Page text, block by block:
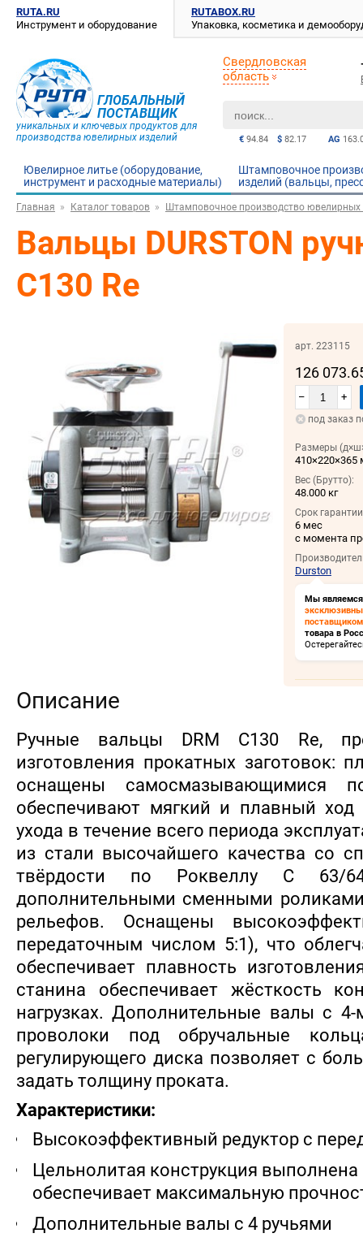
RUTA.RU
Инструмент и оборудование
RUTABOX.RU
Упаковка, косметика и
ГЛОБАЛЬНЫЙ
ПОСТАВЩИК
уникальных и ключевых продуктов для
производства ювелирных изделий
AG
€ 94.84 $ 82.17
Свердловская
область
Ювелирное литье (оборудование,
инструмент и расходные материалы)
Штамповочное
изделий (вальцы,
Главная Каталог товаров Штамповочное производство ювелирных
Вальцы DURSTON
C130 Re
арт. 223115
126
– +
под заказ
Размеры
410×220×365
Вес (Брутто):
48.000 кг
Срок
6 мес
с момента
Durston
Мы являемся
поставщиком
товара в
Описание
Ручные вальцы DRM C130 Re,
изготовления прокатных заготовок:
оснащены самосмазывающимися
обеспечивают мягкий и плавный
ухода в течение всего периода
из стали высочайшего качества со
твёрдости по Роквеллу С 63/
дополнительными сменными
рельефов. Оснащены
передаточным числом 5:1), что
обеспечивает плавность
станина обеспечивает жёсткость
нагрузках. Дополнительные валы с
проволоки под обручальные
регулирующего диска позволяет с
задать толщину проката.
Характеристики:
Высокоэффективный редуктор с
Цельнолитая конструкция выполнена
обеспечивает максимальную
Дополнительные валы с 4 ручьями